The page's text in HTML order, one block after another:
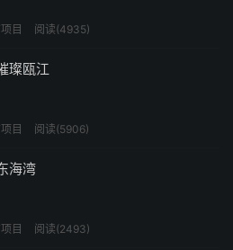
目 阅读(4935)
璨瓯江
目 阅读(5906)
海湾
目 阅读(2493)